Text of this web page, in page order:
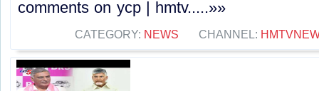
comments on ycp | hmtv.....»»
CATEGORY: NEWS CHANNEL: